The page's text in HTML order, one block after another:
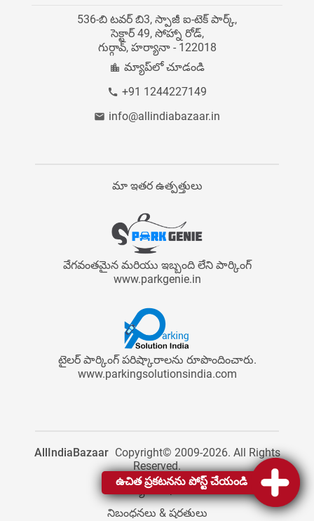
ఉచిత ప్రకటనను పోస్ట్ చేయండి
మమ్మల్ని సంప్రదించండి
536-బి టవర్ బి3, స్పాజీ ఐ-టెక్ పార్క్,
సెక్టార్ 49, సోహ్నా రోడ్,
గుర్గావ్, హర్యానా - 122018
మ్యాప్‌లో చూడండి
+91 1244227149
info@allindiabazaar.in
మా ఇతర ఉత్పత్తులు
వేగవంతమైన మరియు ఇబ్బంది లేని పార్కింగ్
www.parkgenie.in
టైలర్ పార్కింగ్ పరిష్కారాలను రూపొందించారు.
www.parkingsolutionsindia.com
AllIndiaBazaar Copyright© 2009-2026. All Rights
Reserved.
గోప్యతా విధానం
నిబంధనలు & షరతులు